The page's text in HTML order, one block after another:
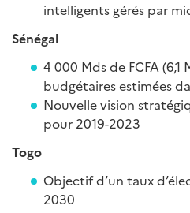
intelligents gérés par
Sénégal
4 000 Mds de FCFA (6,1
budgétaires estimées
Nouvelle vision
pour 2019-2023
Togo
Objectif d’un taux
2030